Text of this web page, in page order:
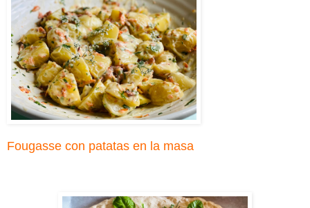
Fougasse con patatas en la masa